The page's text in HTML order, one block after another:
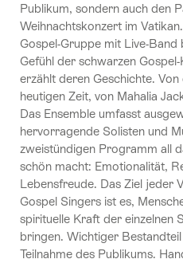
Publikum, sondern auch den
Weihnachtskonzert im
Gospel-Gruppe mit Live-
Gefühl der schwarzen
erzählt deren Geschichte.
heutigen Zeit, von Mahalia
Das Ensemble umfasst
hervorragende Solisten und
zweistündigen Programm all
schön macht: Emotionalität,
Lebensfreude. Das Ziel jeder
Gospel Singers ist es,
spirituelle Kraft der einzelnen
bringen. Wichtiger
Teilnahme des Publikums.